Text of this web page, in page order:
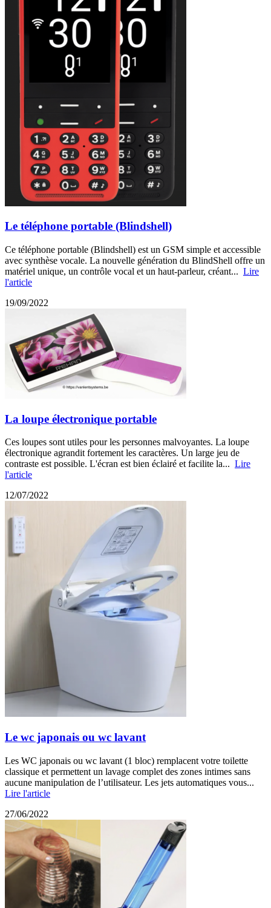
Le téléphone portable (Blindshell)
Ce téléphone portable (Blindshell) est un GSM simple et accessible
avec synthèse vocale. La nouvelle génération du BlindShell offre un
matériel unique, un contrôle vocal et un haut-parleur, créant... Lire
l'article
19/09/2022
La loupe électronique portable
Ces loupes sont utiles pour les personnes malvoyantes. La loupe
électronique agrandit fortement les caractères. Un large jeu de
contraste est possible. L'écran est bien éclairé et facilite la... Lire
l'article
12/07/2022
Le wc japonais ou wc lavant
Les WC japonais ou wc lavant (1 bloc) remplacent votre toilette
classique et permettent un lavage complet des zones intimes sans
aucune manipulation de l’utilisateur. Les jets automatiques vous...
Lire l'article
27/06/2022